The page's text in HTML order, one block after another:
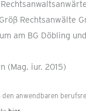
Rechtsanwälte
am BG Döbling
(Mag. iur. 2015)
den anwendbaren